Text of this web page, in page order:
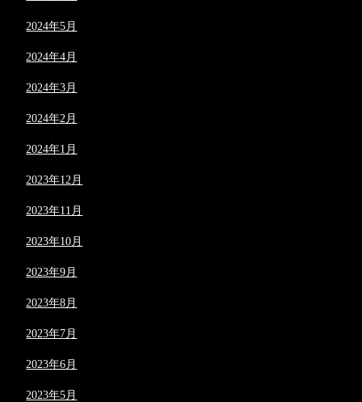
2024年5月
2024年4月
2024年3月
2024年2月
2024年1月
2023年12月
2023年11月
2023年10月
2023年9月
2023年8月
2023年7月
2023年6月
2023年5月